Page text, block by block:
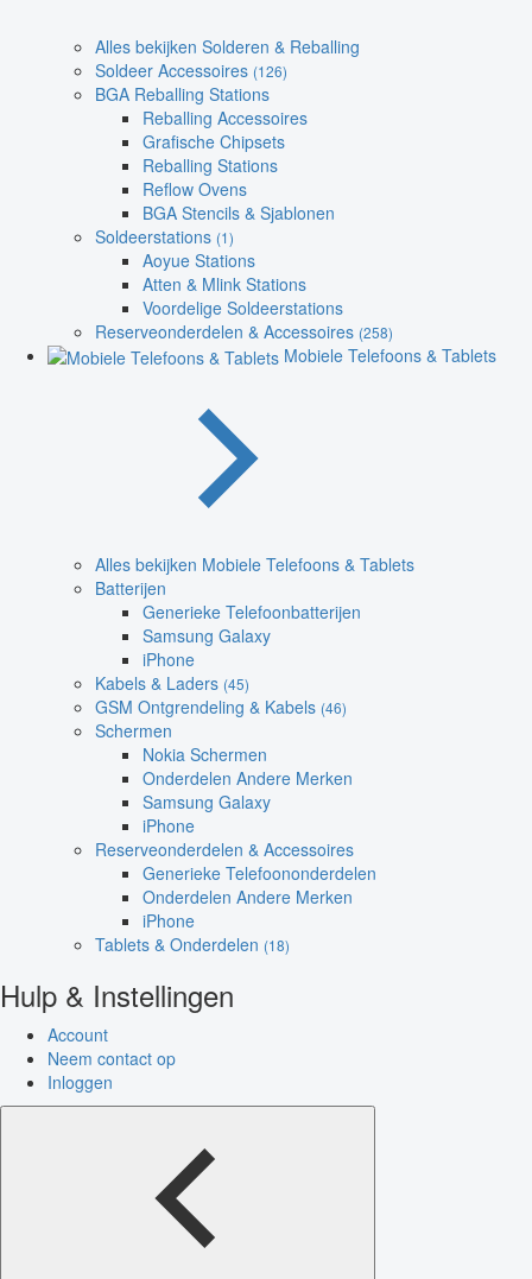
Alles bekijken Solderen & Reballing
Soldeer Accessoires (126)
BGA Reballing Stations
Reballing Accessoires
Grafische Chipsets
Reballing Stations
Reflow Ovens
BGA Stencils & Sjablonen
Soldeerstations (1)
Aoyue Stations
Atten & Mlink Stations
Voordelige Soldeerstations
Reserveonderdelen & Accessoires (258)
Mobiele Telefoons & Tablets
Alles bekijken Mobiele Telefoons & Tablets
Batterijen
Generieke Telefoonbatterijen
Samsung Galaxy
iPhone
Kabels & Laders (45)
GSM Ontgrendeling & Kabels (46)
Schermen
Nokia Schermen
Onderdelen Andere Merken
Samsung Galaxy
iPhone
Reserveonderdelen & Accessoires
Generieke Telefoononderdelen
Onderdelen Andere Merken
iPhone
Tablets & Onderdelen (18)
Hulp & Instellingen
Account
Neem contact op
Inloggen